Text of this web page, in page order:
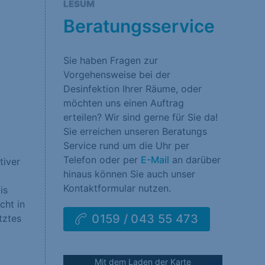
in
LESUM
Beratungsservice
Sie haben Fragen zur
Vorgehensweise bei der
Desinfektion Ihrer Räume, oder
möchten uns einen Auftrag
erteilen? Wir sind gerne für Sie da!
Sie erreichen unseren Beratungs
Service rund um die Uhr per
Telefon oder per E-Mail an darüber
hinaus können Sie auch unser
Kontaktformular nutzen.
0159 / 043 55 473
Mit dem Laden der Karte
Impressum